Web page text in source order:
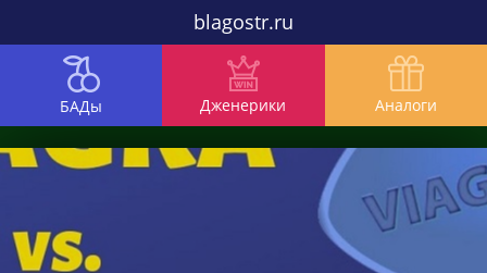
blagostr.ru
БАДы Дженерики Аналоги